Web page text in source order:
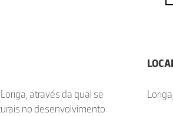
através da qual se
no desenvolvimento